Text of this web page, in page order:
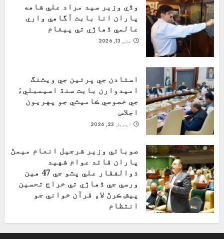
وڏي وزير سيد مراد علي شاهه
پاران انا بابت آگاهي واري
عالمي ڏھاڙي تي پيغام
مئی 13, 2026
استادن جي ڀرتين جي ويٽنگ
اميدوارن بابت سنڌ اسيمبليءَ
جي خصوصي ڪاميٽي جو پهريون
اجلاس
اپریل 23, 2026
صوبائي وزير شرجيل انعام ميمڻ
پاران قائد عوام شهيد
ذوالفقار علي ڀٽو جي 47 هين
ورسي جي ڏهاڙي تي خراج تحسين
پيش ڪرڻ لاءِ قرآن خواني جو
انتظام